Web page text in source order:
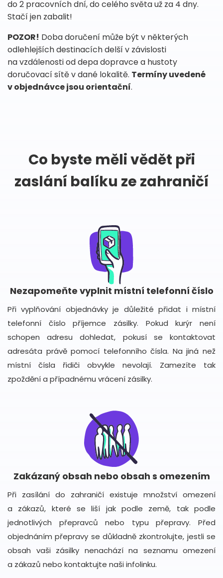
do 2 pracovních dní, do celého světa už za 4 dny.
Stačí jen zabalit!
POZOR! Doba doručení může být v některých
odlehlejších destinacích delší v závislosti
na vzdálenosti od depa dopravce a hustoty
doručovací sítě v dané lokalitě. Termíny uvedené
v objednávce jsou orientační.
Co byste měli vědět při
zaslání balíku ze zahraničí
Nezapomeňte vyplnit místní telefonní číslo
Při vyplňování objednávky je důležité přidat i místní
telefonní číslo příjemce zásilky. Pokud kurýr není
schopen adresu dohledat, pokusí se kontaktovat
adresáta právě pomocí telefonního čísla. Na jiná než
místní čísla řidiči obvykle nevolají. Zamezíte tak
zpoždění a případnému vrácení zásilky.
Zakázaný obsah nebo obsah s omezením
Při zasílání do zahraničí existuje množství omezení
a zákazů, které se liší jak podle země, tak podle
jednotlivých přepravců nebo typu přepravy. Před
objednáním přepravy se důkladně zkontrolujte, jestli se
obsah vaši zásilky nenachází na seznamu omezení
a zákazů nebo kontaktujte naši infolinku.